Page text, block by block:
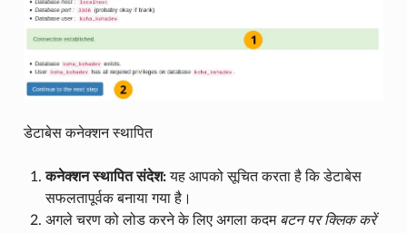
डेटाबेस कनेक्शन स्थापित
कनेक्शन स्थापित संदेश:यह आपको सूचित करता है कि डेटाबेस
सफलतापूर्वक बनाया गया है।
अगले चरण को लोड करने के लिए अगला कदम बटन पर क्लिक करें